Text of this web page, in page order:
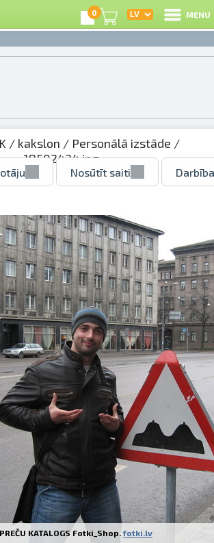
0 MENU
K / kakslon / Personālā izstāde /
18502434.jpg
Nosūtīt saiti
KATALOGS Fotki_Shop. fotki.lv